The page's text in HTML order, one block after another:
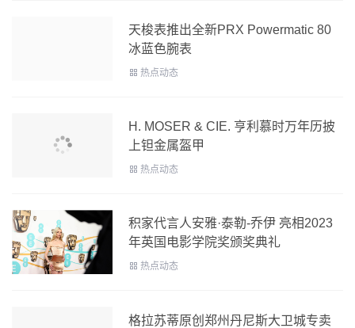
天梭表推出全新PRX Powermatic 80
冰蓝色腕表
热点动态
H. MOSER & CIE. 亨利慕时万年历披
上钽金属盔甲
热点动态
积家代言人安雅·泰勒-乔伊 亮相2023
年英国电影学院奖颁奖典礼
热点动态
格拉苏蒂原创郑州丹尼斯大卫城专卖